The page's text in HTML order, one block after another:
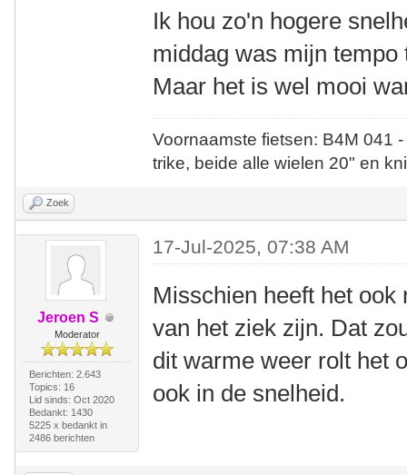
Ik hou zo'n hogere
middag was mijn
Maar het is wel mooi
Voornaamste fietsen: B4M
trike, beide alle wielen 20" en
Zoek
Jeroen S
Moderator
Berichten: 2.643
Topics: 16
Lid sinds: Oct 2020
Bedankt: 1430
5225 x bedankt in
2486 berichten
17-Jul-2025, 07:38 AM
Misschien heeft het
van het ziek zijn. Dat
dit warme weer rolt het
ook in de snelheid.